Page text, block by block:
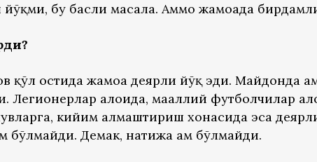
бу баҳсли масала. Аммо жамоада
остида жамоа деярли йўқ эди. Майдонда
Легионерлар алоҳида, маҳаллий футболчилар
кийим алмаштириш хонасида эса
бўлмайди. Демак, натижа ҳам бўлмайди.